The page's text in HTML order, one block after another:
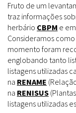
Fruto de um
traz informações
herbário CBPM e
Consideramos
momento foram
englobando tanto
listagens utilizadas
na RENAME
na RENISUS
listagens utilizadas